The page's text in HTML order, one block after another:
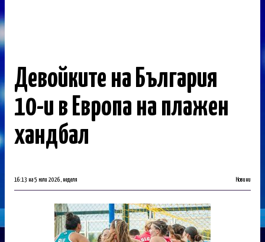
Девойките на България
10-и в Европа на плажен
хандбал
16:13 на 5 юли 2026, неделя Новини